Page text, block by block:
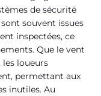
de sécurité
souvent issues
inspectées, ce
Que le vent
les loueurs
permettant aux
inutiles. Au